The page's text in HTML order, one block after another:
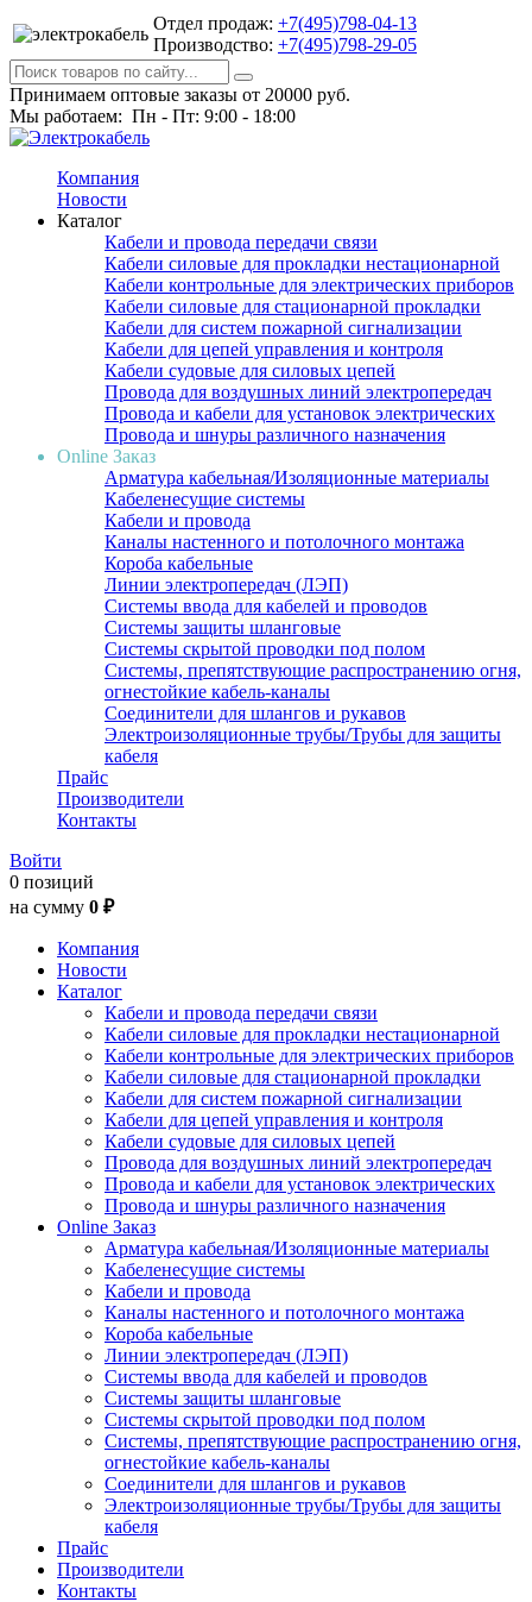
Отдел продаж: +7(495)798-04-13
Производство: +7(495)798-29-05
Принимаем оптовые заказы от 20000 руб.
Мы работаем: Пн - Пт: 9:00 - 18:00
Компания
Новости
Каталог
Кабели и провода передачи связи
Кабели силовые для прокладки нестационарной
Кабели контрольные для электрических приборов
Кабели силовые для стационарной прокладки
Кабели для систем пожарной сигнализации
Кабели для цепей управления и контроля
Кабели судовые для силовых цепей
Провода для воздушных линий электропередач
Провода и кабели для установок электрических
Провода и шнуры различного назначения
Online Заказ
Арматура кабельная/Изоляционные материалы
Кабеленесущие системы
Кабели и провода
Каналы настенного и потолочного монтажа
Короба кабельные
Линии электропередач (ЛЭП)
Системы ввода для кабелей и проводов
Системы защиты шланговые
Системы скрытой проводки под полом
Системы, препятствующие распространению огня,
огнестойкие кабель-каналы
Соединители для шлангов и рукавов
Электроизоляционные трубы/Трубы для защиты
кабеля
Прайс
Производители
Контакты
Войти
0 позиций
на сумму 0 ₽
Компания
Новости
Каталог
Кабели и провода передачи связи
Кабели силовые для прокладки нестационарной
Кабели контрольные для электрических приборов
Кабели силовые для стационарной прокладки
Кабели для систем пожарной сигнализации
Кабели для цепей управления и контроля
Кабели судовые для силовых цепей
Провода для воздушных линий электропередач
Провода и кабели для установок электрических
Провода и шнуры различного назначения
Online Заказ
Арматура кабельная/Изоляционные материалы
Кабеленесущие системы
Кабели и провода
Каналы настенного и потолочного монтажа
Короба кабельные
Линии электропередач (ЛЭП)
Системы ввода для кабелей и проводов
Системы защиты шланговые
Системы скрытой проводки под полом
Системы, препятствующие распространению огня,
огнестойкие кабель-каналы
Соединители для шлангов и рукавов
Электроизоляционные трубы/Трубы для защиты
кабеля
Прайс
Производители
Контакты